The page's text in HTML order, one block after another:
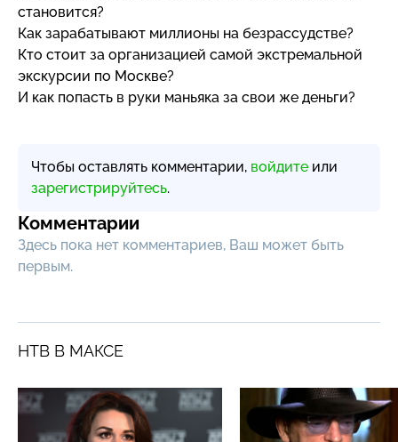
становится?
Как зарабатывают миллионы на безрассудстве?
Кто стоит за организацией самой экстремальной
экскурсии по Москве?
И как попасть в руки маньяка за свои же деньги?
Чтобы оставлять комментарии, войдите или
зарегистрируйтесь.
Комментарии
Здесь пока нет комментариев, Ваш может быть
первым.
НТВ В МАКСЕ